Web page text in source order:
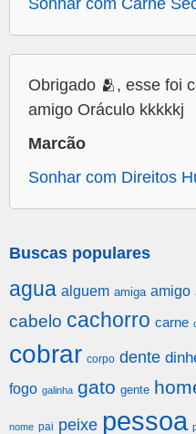
Sonhar com Carne
Obrigado 🫂, esse foi
amigo Oráculo kkkkkj
Marcão
Sonhar com Direitos
Buscas populares
agua alguem amiga amigo
cabelo cachorro carne
cobrar corpo dente
fogo galinha gato gente
nome pai peixe pessoa